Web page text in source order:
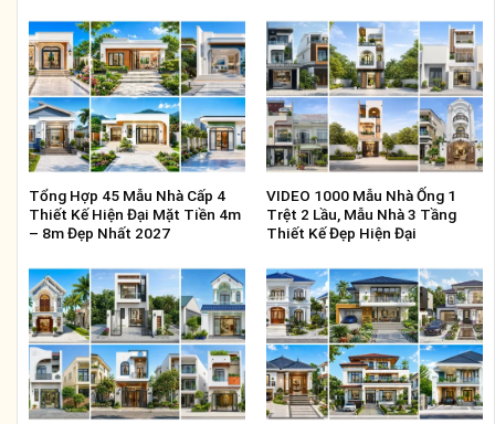
Tổng Hợp 45 Mẫu Nhà Cấp 4
Thiết Kế Hiện Đại Mặt Tiền 4m
– 8m Đẹp Nhất 2027
VIDEO 1000 Mẫu Nhà Ống 1
Trệt 2 Lầu, Mẫu Nhà 3 Tầng
Thiết Kế Đẹp Hiện Đại